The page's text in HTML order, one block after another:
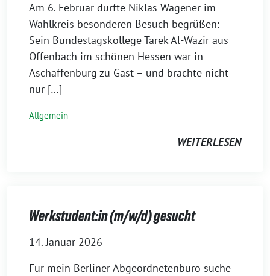
Am 6. Februar durfte Niklas Wagener im
Wahlkreis besonderen Besuch begrüßen:
Sein Bundestagskollege Tarek Al-Wazir aus
Offenbach im schönen Hessen war in
Aschaffenburg zu Gast – und brachte nicht
nur […]
Allgemein
WEITERLESEN
Werkstudent:in (m/w/d) gesucht
14. Januar 2026
Für mein Berliner Abgeordnetenbüro suche